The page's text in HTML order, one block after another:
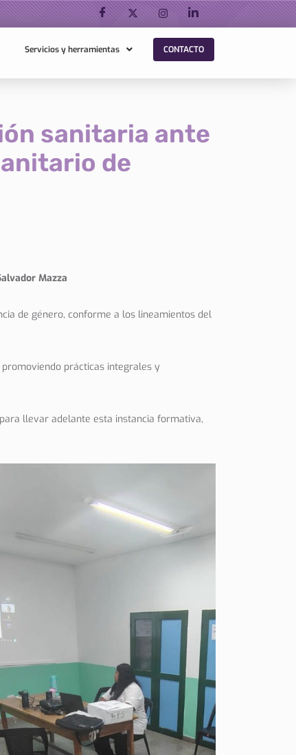
Servicios y herramientas CONTACTO
sanitaria ante
de
Mazza
de género, conforme a los lineamientos del
prácticas integrales y
llevar adelante esta instancia formativa,